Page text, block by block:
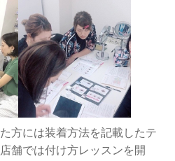
方には装着方法を記載したテ
舗では付け方レッスンを開